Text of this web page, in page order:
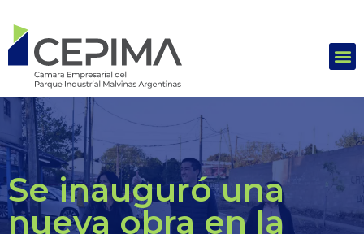
Se inauguró una
nueva obra en la